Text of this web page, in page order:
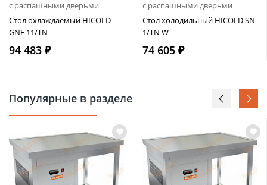
с распашными дверьми
Стол охлаждаемый HICOLD
GNE 11/TN
94 483 ₽
с распашными дверьми
Стол холодильный HICOLD SN
1/TN W
74 605 ₽
Популярные в разделе